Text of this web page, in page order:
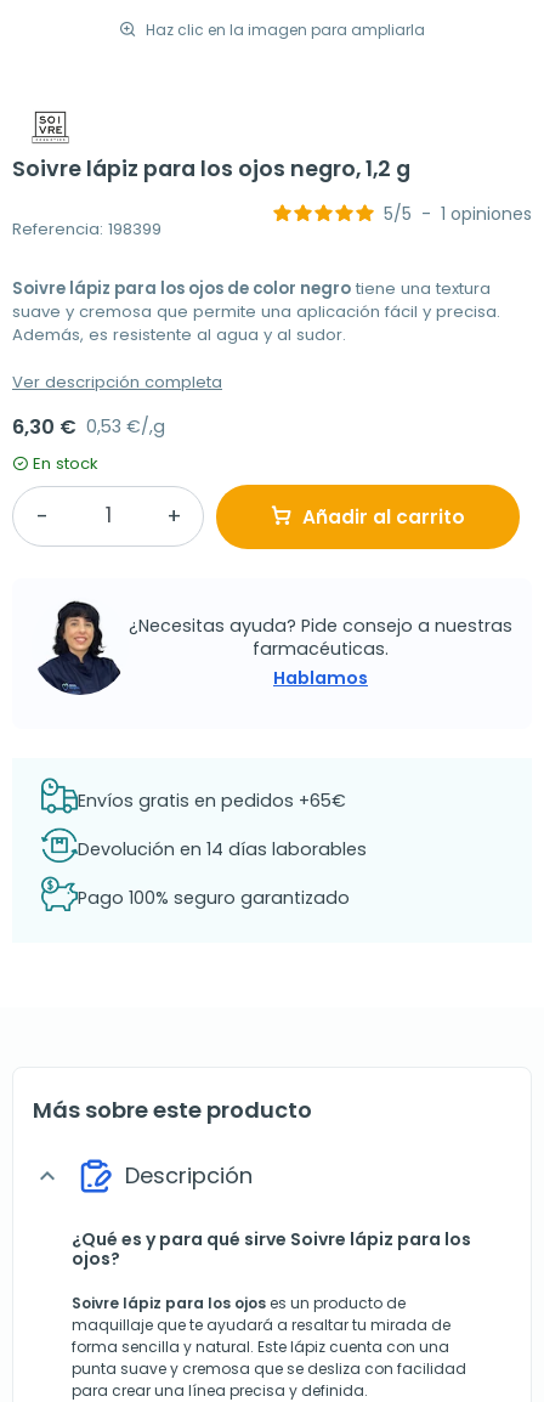
Haz clic en la imagen para ampliarla
Soivre lápiz para los ojos negro, 1,2 g
Referencia: 198399
5/5 - 1 opiniones
Soivre lápiz para los ojos de color negro tiene una textura
suave y cremosa que permite una aplicación fácil y precisa.
Además, es resistente al agua y al sudor.
Ver descripción completa
6,30 € 0,53 €/,g
En stock
Añadir al carrito
¿Necesitas ayuda? Pide consejo a nuestras
farmacéuticas.
Hablamos
Envíos gratis en pedidos +65€
Devolución en 14 días laborables
Pago 100% seguro garantizado
Más sobre este producto
expand_more Descripción
¿Qué es y para qué sirve Soivre lápiz para los
ojos?
Soivre lápiz para los ojoses un producto de
maquillaje que te ayudará a resaltar tu mirada de
forma sencilla y natural. Este lápiz cuenta con una
punta suave y cremosa que se desliza con facilidad
para crear una línea precisa y definida.